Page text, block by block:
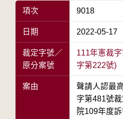
項次 9018
日期 2022-05-17
裁定字號／
原分案號
111年憲裁
字第222號)
案由
聲請人認最
字第481號
院109年度